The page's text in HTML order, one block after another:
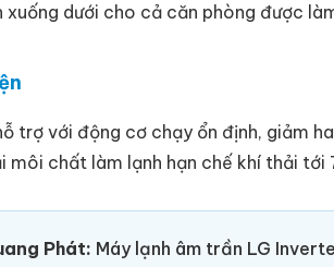
dưới cho cả căn phòng được
trợ với động cơ chạy ổn định, giảm
môi chất làm lạnh hạn chế khí thải
Phát: Máy lạnh âm trần LG